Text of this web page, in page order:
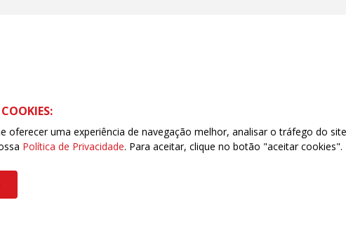
oferecer uma experiência de navegação melhor, analisar o tráfego do
Política de Privacidade. Para aceitar, clique no botão "aceitar cookies".